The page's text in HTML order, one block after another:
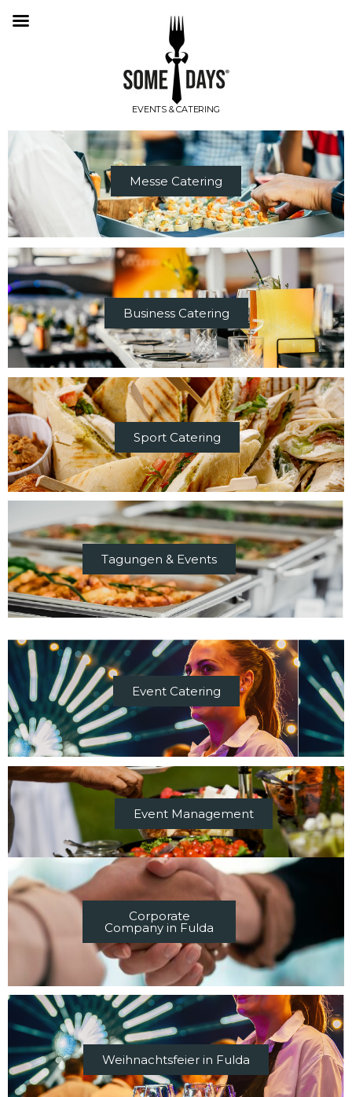
EVENTS & CATERING
Messe Catering
Business Catering
Sport Catering
Tagungen & Events
Event Catering
Event Management
Corporate
Company in Fulda
Weihnachtsfeier in Fulda
SOME DAYS